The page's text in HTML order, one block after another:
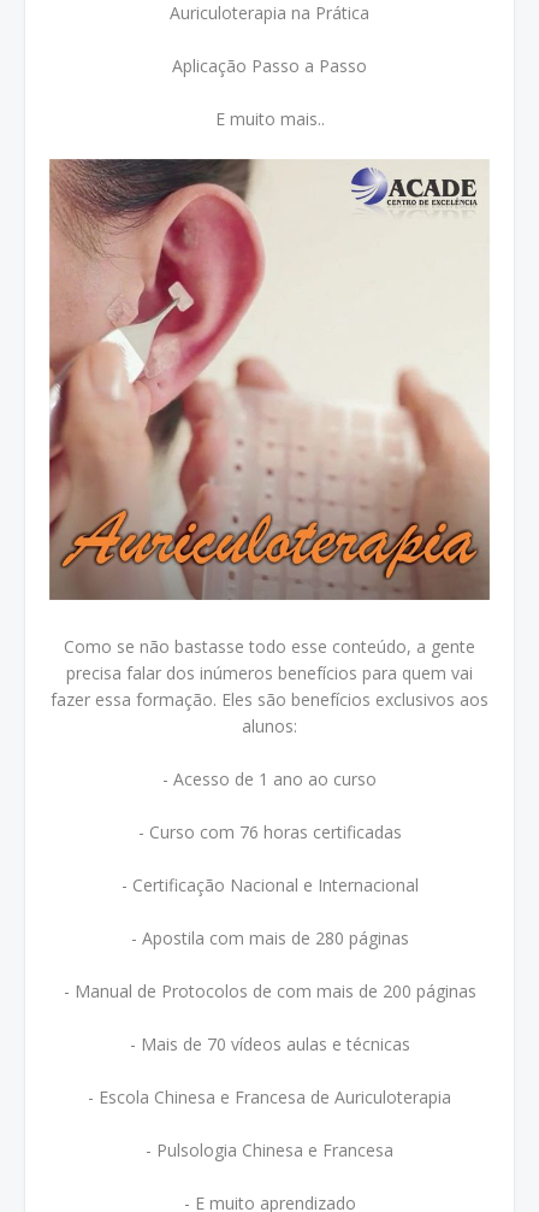
Auriculoterapia na Prática
Aplicação Passo a Passo
E muito mais..
Como se não bastasse todo esse conteúdo, a gente
precisa falar dos inúmeros benefícios para quem vai
fazer essa formação. Eles são benefícios exclusivos aos
alunos:
- Acesso de 1 ano ao curso
- Curso com 76 horas certificadas
- Certificação Nacional e Internacional
- Apostila com mais de 280 páginas
- Manual de Protocolos de com mais de 200 páginas
- Mais de 70 vídeos aulas e técnicas
- Escola Chinesa e Francesa de Auriculoterapia
- Pulsologia Chinesa e Francesa
- E muito aprendizado